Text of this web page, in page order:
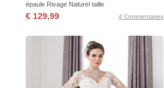
épaule Rivage Naturel taille
€ 129,99 4 Commentaires